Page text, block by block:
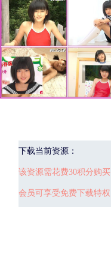
下载当前资源：
该资源需花费30积分购买
会员可享受免费下载特权